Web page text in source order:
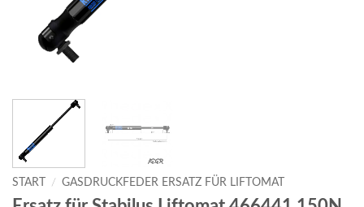
START / GASDRUCKFEDER ERSATZ FÜR LIFTOMAT